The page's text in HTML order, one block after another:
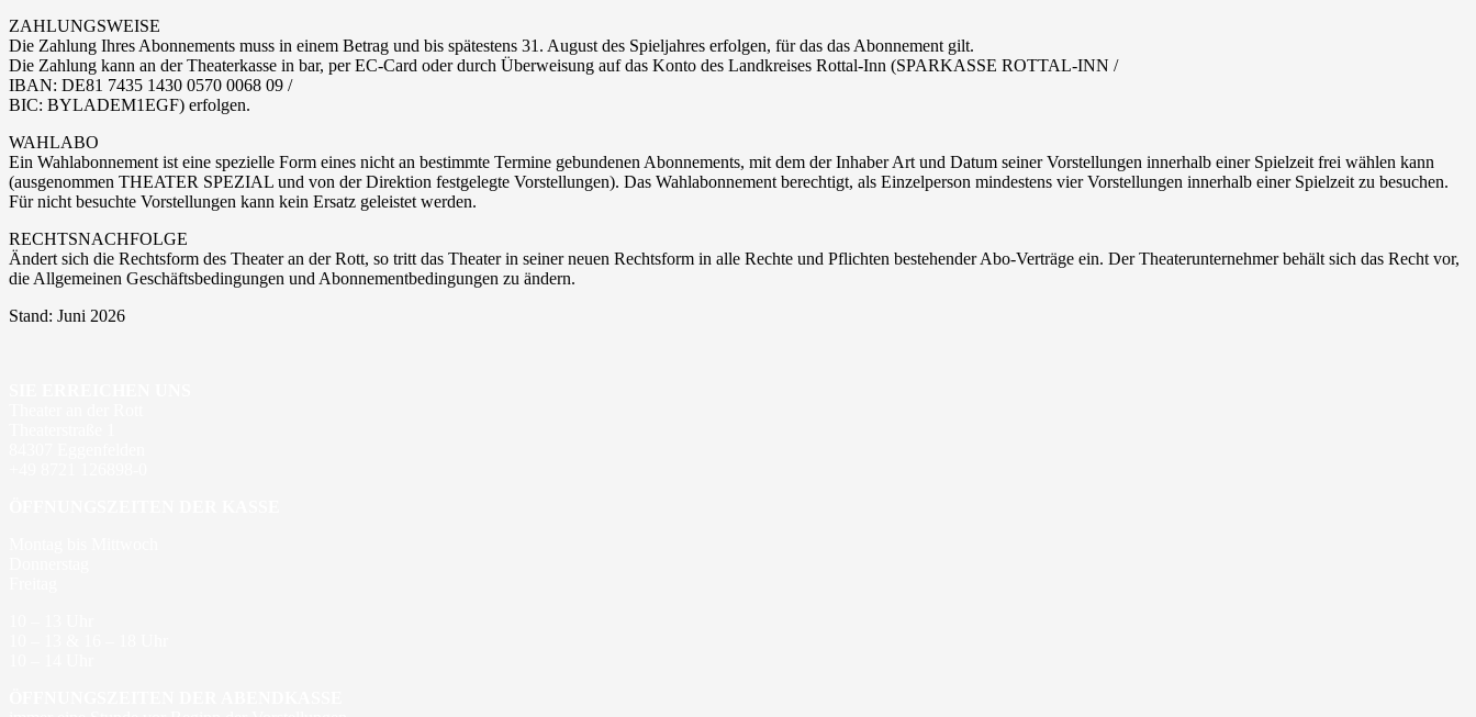
ZAHLUNGSWEISE
Die Zahlung Ihres Abonnements muss in einem Betrag und bis spätestens 31. August des Spieljahres erfolgen, für das das Abonnement gilt.
Die Zahlung kann an der Theaterkasse in bar, per EC-Card oder durch Überweisung auf das Konto des Landkreises Rottal-Inn (SPARKASSE ROTTAL-INN /
IBAN: DE81 7435 1430 0570 0068 09 /
BIC: BYLADEM1EGF) erfolgen.
WAHLABO
Ein Wahlabonnement ist eine spezielle Form eines nicht an bestimmte Termine gebundenen Abonnements, mit dem der Inhaber Art und Datum seiner Vorstellungen innerhalb einer Spielzeit frei wählen kann
(ausgenommen THEATER SPEZIAL und von der Direktion festgelegte Vorstellungen). Das Wahlabonnement berechtigt, als Einzelperson mindestens vier Vorstellungen innerhalb einer Spielzeit zu besuchen.
Für nicht besuchte Vorstellungen kann kein Ersatz geleistet werden.
RECHTSNACHFOLGE
Ändert sich die Rechtsform des Theater an der Rott, so tritt das Theater in seiner neuen Rechtsform in alle Rechte und Pflichten bestehender Abo-Verträge ein. Der Theaterunternehmer behält sich das Recht vor,
die Allgemeinen Geschäftsbedingungen und Abonnementbedingungen zu ändern.
Stand: Juni 2026